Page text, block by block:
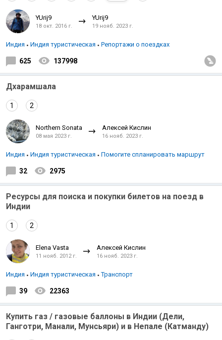
YUrij9
18 окт. 2016 г.
YUrij9
19 нояб. 2023 г.
Индия Индия туристическая Репортажи о поездках
625 137998
Дхарамшала
1 2
Northern Sonata
08 мая 2023 г.
Алексей Кислин
16 нояб. 2023 г.
Индия Индия туристическая Помогите спланировать маршрут
32 2975
Ресурсы для поиска и покупки билетов на поезд в
Индии
1 2
Elena Vasta
11 нояб. 2012 г.
Алексей Кислин
16 нояб. 2023 г.
Индия Индия туристическая Транспорт
39 22363
Купить газ / газовые баллоны в Индии (Дели,
Ганготри, Манали, Мунсьяри) и в Непале (Катманду)